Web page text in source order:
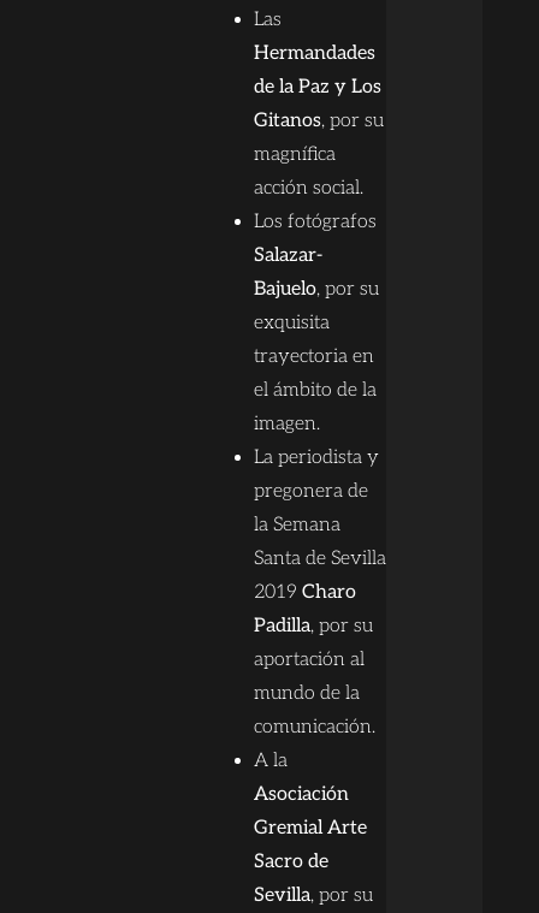
Las
Hermandades
de la Paz y Los
Gitanos, por su
magnífica
acción social.
Los fotógrafos
Salazar-
Bajuelo, por su
exquisita
trayectoria en
el ámbito de la
imagen.
La periodista y
pregonera de
la Semana
Santa de Sevilla
2019 Charo
Padilla, por su
aportación al
mundo de la
comunicación.
A la
Asociación
Gremial Arte
Sacro de
Sevilla, por su